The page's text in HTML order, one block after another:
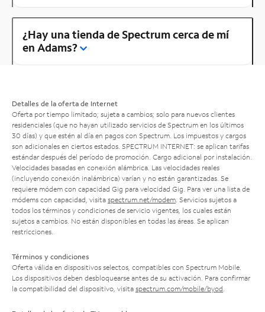
¿Hay una tienda de Spectrum cerca de mí
en Adams?
Detalles de la oferta de Internet
Oferta por tiempo limitado; sujeta a cambios; solo para nuevos clientes
residenciales (que no hayan utilizado servicios de Spectrum en los últimos
30 días) y que estén al día en pagos con Spectrum. Los impuestos y cargos
son adicionales en ciertos estados. SPECTRUM INTERNET: se aplican tarifas
estándar después del período de promoción. Cargo adicional por instalación.
Velocidades basadas en conexión alámbrica. Las velocidades reales
(incluyendo conexión inalámbrica) varían y no están garantizadas. Se
requiere módem con capacidad Gig para velocidad Gig. Para ver una lista de
módems con capacidad, visita spectrum.net/modem . Servicios sujetos a
todos los términos y condiciones de servicio vigentes, los cuales están
sujetos a cambios. No están disponibles en todas las áreas. Se aplican
restricciones.
Términos y condiciones
Oferta válida en dispositivos selectos, compatibles con Spectrum Mobile.
Los dispositivos deben desbloquearse antes de su activación. Para confirmar
la compatibilidad del dispositivo, visita spectrum.com/mobile/byod